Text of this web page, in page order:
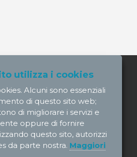
utilizza i cookies
Alcuni sono essenziali
di questo sito web;
di migliorare i servizi e
oppure di fornire
questo sito, autorizzi
da parte nostra. Maggiori